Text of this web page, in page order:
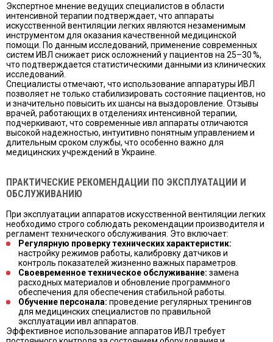
Экспертное мнение ведущих специалистов в области
интенсивной терапии подтверждает, что аппараты
искусственной вентиляции легких являются незаменимым
инструментом для оказания качественной медицинской
помощи. По данным исследований, применение современных
систем ИВЛ снижает риск осложнений у пациентов на 25–30 %,
что подтверждается статистическими данными из клинических
исследований.
Специалисты отмечают, что использование аппаратуры ИВЛ
позволяет не только стабилизировать состояние пациентов, но
и значительно повысить их шансы на выздоровление. Отзывы
врачей, работающих в отделениях интенсивной терапии,
подчеркивают, что современные ивл аппараты отличаются
высокой надежностью, интуитивно понятным управлением и
длительным сроком службы, что особенно важно для
медицинских учреждений в Украине.
ПРАКТИЧЕСКИЕ РЕКОМЕНДАЦИИ ПО ЭКСПЛУАТАЦИИ И
ОБСЛУЖИВАНИЮ
При эксплуатации аппаратов искусственной вентиляции легких
необходимо строго соблюдать рекомендации производителя и
регламент технического обслуживания. Это включает:
Регулярную проверку технических характеристик:
настройку режимов работы, калибровку датчиков и
контроль показателей жизненно важных параметров.
Своевременное техническое обслуживание: замена
расходных материалов и обновление программного
обеспечения для обеспечения стабильной работы.
Обучение персонала: проведение регулярных тренингов
для медицинских специалистов по правильной
эксплуатации ивл аппаратов.
Эффективное использование аппаратов ИВЛ требует